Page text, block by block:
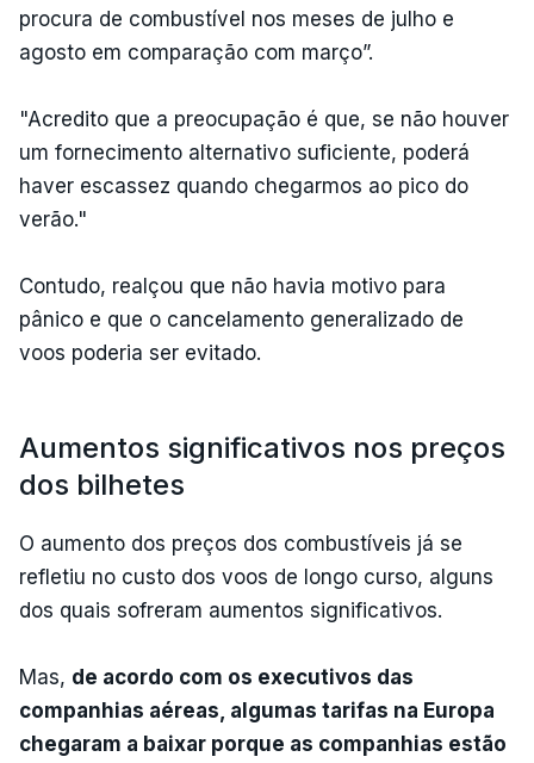
procura de combustível nos meses de julho e
agosto em comparação com março”.
"Acredito que a preocupação é que, se não houver
um fornecimento alternativo suficiente, poderá
haver escassez quando chegarmos ao pico do
verão."
Contudo, realçou que não havia motivo para
pânico e que o cancelamento generalizado de
voos poderia ser evitado.
Aumentos significativos nos preços
dos bilhetes
O aumento dos preços dos combustíveis já se
refletiu no custo dos voos de longo curso, alguns
dos quais sofreram aumentos significativos.
Mas, de acordo com os executivos das
companhias aéreas, algumas tarifas na Europa
chegaram a baixar porque as companhias estão